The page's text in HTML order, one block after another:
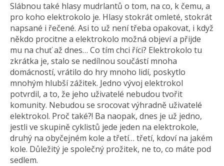
Slábnou také hlasy mudrlantů o tom, na co, k čemu, a
pro koho elektrokolo je. Hlasy stokrát omleté, stokrát
napsané i řečené. Asi to už není třeba opakovat, i když
někdo procitne a elektrokolo možná objeví a přijde
mu na chuť až dnes… Co tím chci říci? Elektrokolo tu
zkrátka je, stalo se nedílnou součástí mnoha
domácností, vrátilo do hry mnoho lidí, poskytlo
mnohým hlubší zážitek. Jedno vývoj elektrokol
potvrdil, a to, že jeho uživatelé nebudou tvořit
komunity. Nebudou se srocovat výhradně uživatelé
elektrokol. Proč také?! Ba naopak, dnes je už jedno,
jestli ve skupině cyklistů jede jeden na elektrokole,
druhý na obyčejném kole a třetí… třetí, kdoví na jakém
kole. Důležitý je společný prožitek, ne to, co máte pod
sedlem.